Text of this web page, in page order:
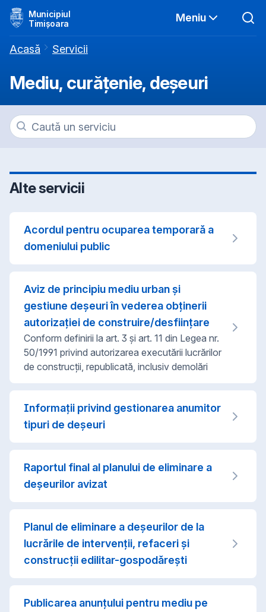
Municipiul
Timișoara
Meniu
Acasă Servicii
Mediu, curățenie, deșeuri
Alte servicii
Acordul pentru ocuparea temporară a
domeniului public
Aviz de principiu mediu urban și
gestiune deșeuri în vederea obținerii
autorizației de construire/desființare
Conform definirii la art. 3 și art. 11 din Legea nr.
50/1991 privind autorizarea executării lucrărilor
de construcţii, republicată, inclusiv demolări
Informaţii privind gestionarea anumitor
tipuri de deşeuri
Raportul final al planului de eliminare a
deșeurilor avizat
Planul de eliminare a deșeurilor de la
lucrările de intervenții, refaceri și
construcții edilitar-gospodărești
Publicarea anunțului pentru mediu pe